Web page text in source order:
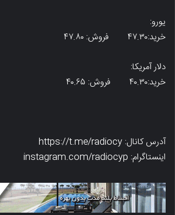
یورو:
خرید:۴۷.۳۰ فروش: ۴۷.۸۰
دلار آمریکا:
خرید:۴۰.۳۰ فروش: ۴۰.۶۵
آدرس کانال: https://t.me/radiocy
اینستاگرام: instagram.com/radiocyp